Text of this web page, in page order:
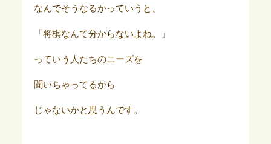
なんでそうなるかっていうと、
「将棋なんて分からないよね。」
っていう人たちのニーズを
聞いちゃってるから
じゃないかと思うんです。